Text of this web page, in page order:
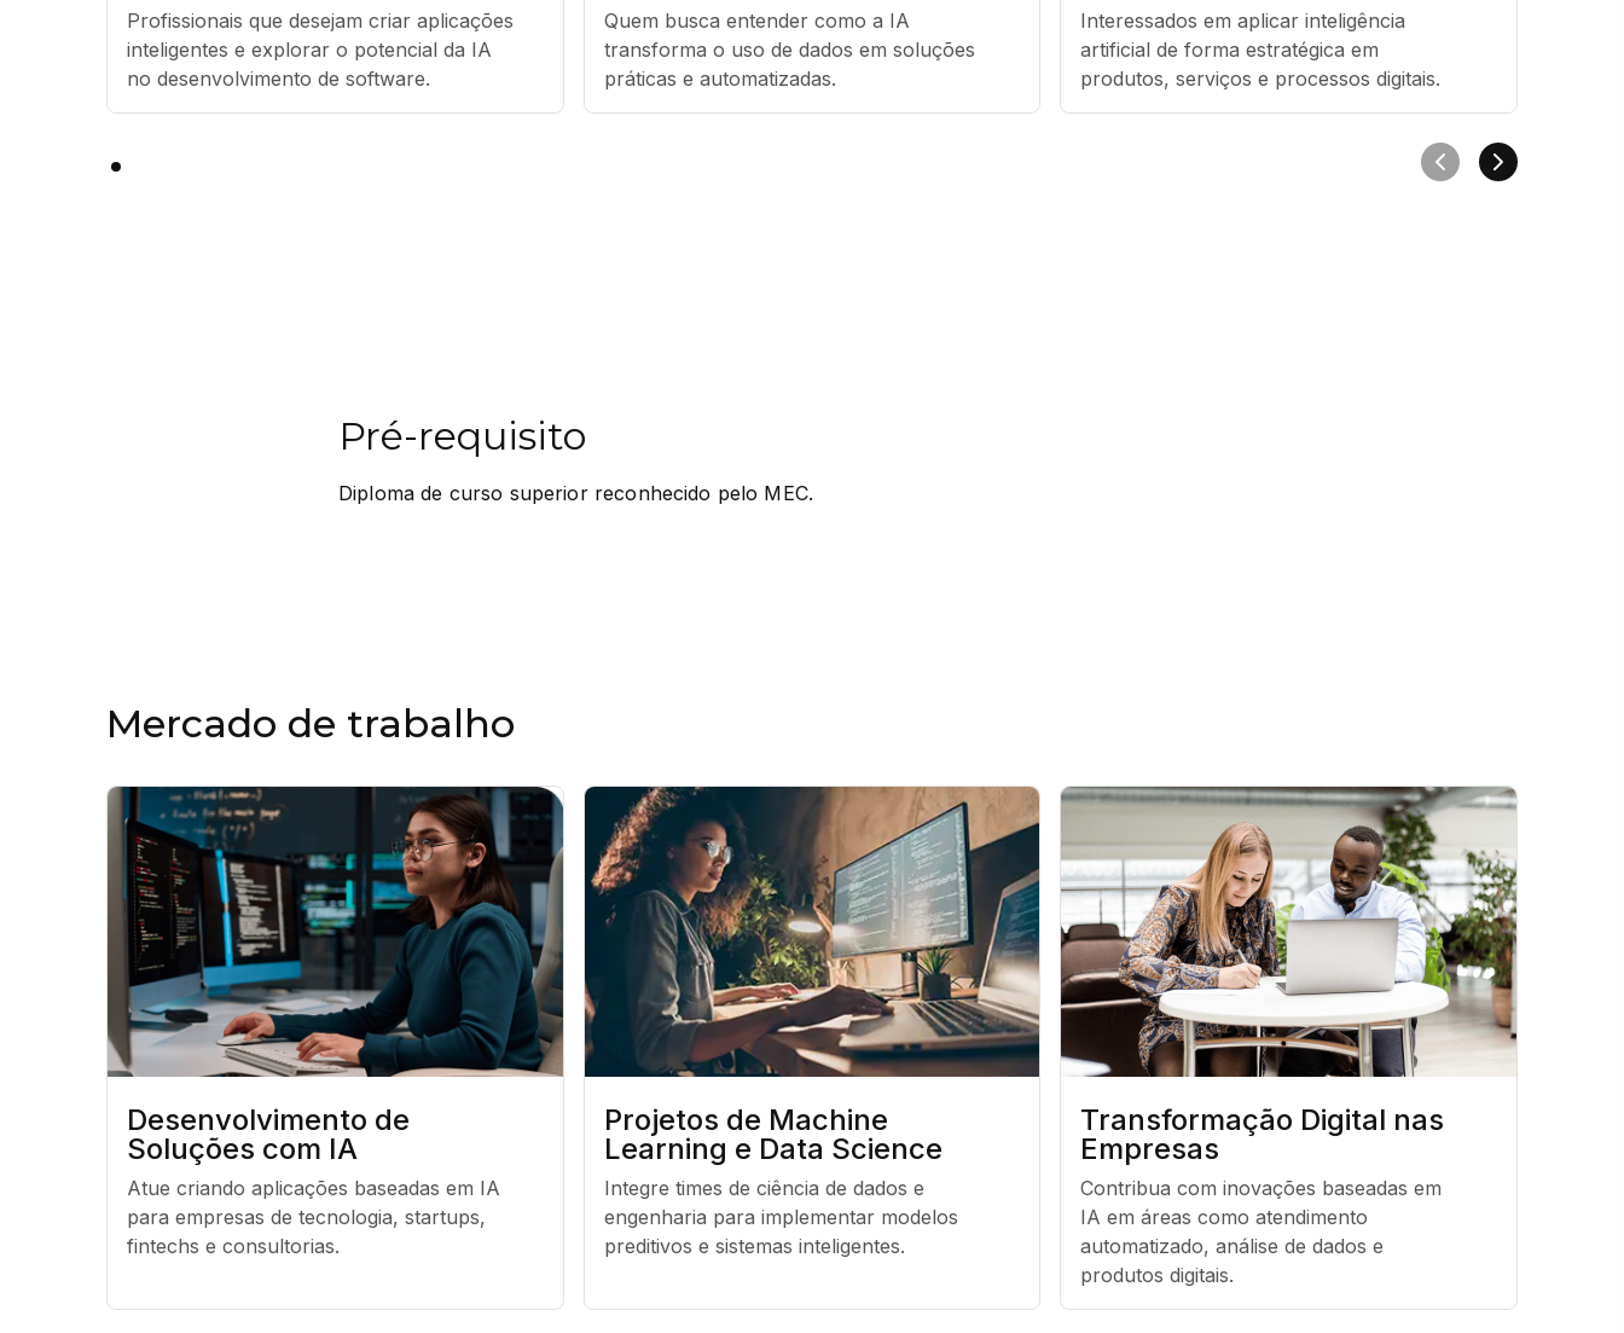
Profissionais que desejam criar aplicações
inteligentes e explorar o potencial da IA
no desenvolvimento de software.
Quem busca entender como a IA
transforma o uso de dados em soluções
práticas e automatizadas.
Interessados em aplicar inteligência
artificial de forma estratégica em
produtos, serviços e processos digitais.
Pré-requisito
Diploma de curso superior reconhecido pelo MEC.
Mercado de trabalho
Desenvolvimento de
Soluções com IA
Atue criando aplicações baseadas em IA
para empresas de tecnologia, startups,
fintechs e consultorias.
Projetos de Machine
Learning e Data Science
Integre times de ciência de dados e
engenharia para implementar modelos
preditivos e sistemas inteligentes.
Transformação Digital nas
Empresas
Contribua com inovações baseadas em
IA em áreas como atendimento
automatizado, análise de dados e
produtos digitais.